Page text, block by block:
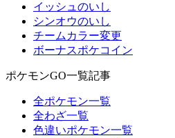
イッシュのいし
シンオウのいし
チームカラー変更
ボーナスポケコイン
ポケモンGO一覧記事
全ポケモン一覧
全わざ一覧
色違いポケモン一覧